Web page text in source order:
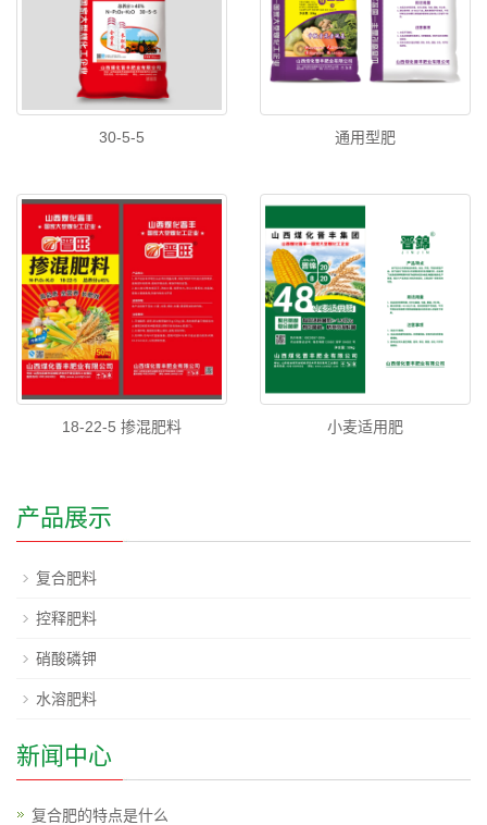
30-5-5 通用型肥
18-22-5 掺混肥料 小麦适用肥
产品展示
复合肥料
控释肥料
硝酸磷钾
水溶肥料
新闻中心
复合肥的特点是什么